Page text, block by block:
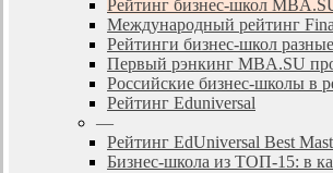
Рейтинг бизнес-школ
Международный рейтинг
Рейтинги бизнес-школ разные
Первый рэнкинг MBA.SU
Российские бизнес-школы в
Рейтинг Eduniversal
—
Рейтинг EdUniversal Best
Бизнес-школа из ТОП-15: в